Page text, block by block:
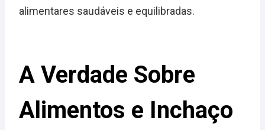
alimentares saudáveis e equilibradas.
A Verdade Sobre
Alimentos e Inchaço